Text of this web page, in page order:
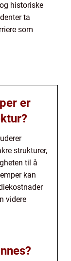
historiske
ta
som
er
strukturer,
til å
kan
videre